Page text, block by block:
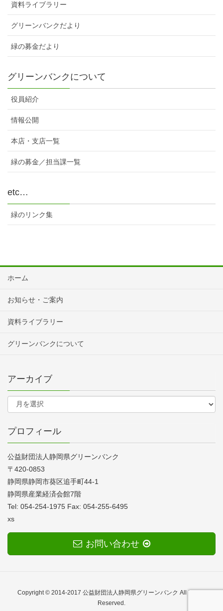
資料ライブラリー
グリーンバンクだより
緑の募金だより
グリーンバンクについて
役員紹介
情報公開
本店・支店一覧
緑の募金／担当課一覧
etc…
緑のリンク集
ホーム
お知らせ・ご案内
資料ライブラリー
グリーンバンクについて
アーカイブ
プロフィール
公益財団法人静岡県グリーンバンク
〒420-0853
静岡県静岡市葵区追手町44-1
静岡県産業経済会館7階
Tel: 054-254-1975 Fax: 054-255-6495
xs
お問い合わせ
Copyright © 2014-2017 公益財団法人静岡県グリーンバンク All Rights
Reserved.